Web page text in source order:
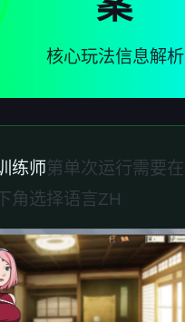
核心玩法信息解析
练师第单次运行需要在
角选择语言ZH